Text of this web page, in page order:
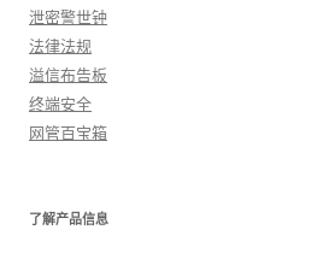
泄密警世钟
法律法规
溢信布告板
终端安全
网管百宝箱
了解产品信息